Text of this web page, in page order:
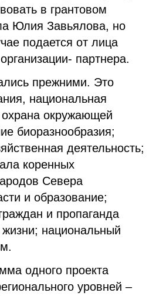
в грантовом
Юлия Завьялова, но
подается от лица
партнера.
прежними. Это
национальная
охрана окружающей
биоразнообразия;
деятельность;
коренных
Севера
и образование;
и пропаганда
жизни; национальный
одного проекта
уровней –